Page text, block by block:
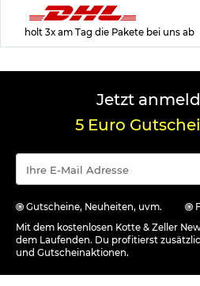
holt 3x am Tag die Pakete bei uns ab
Jetzt
5 Euro
Gutscheine, Neuheiten, uvm.
Mit dem kostenlosen Kotte & Zeller
dem Laufenden. Du profitierst
und Gutscheinaktionen.